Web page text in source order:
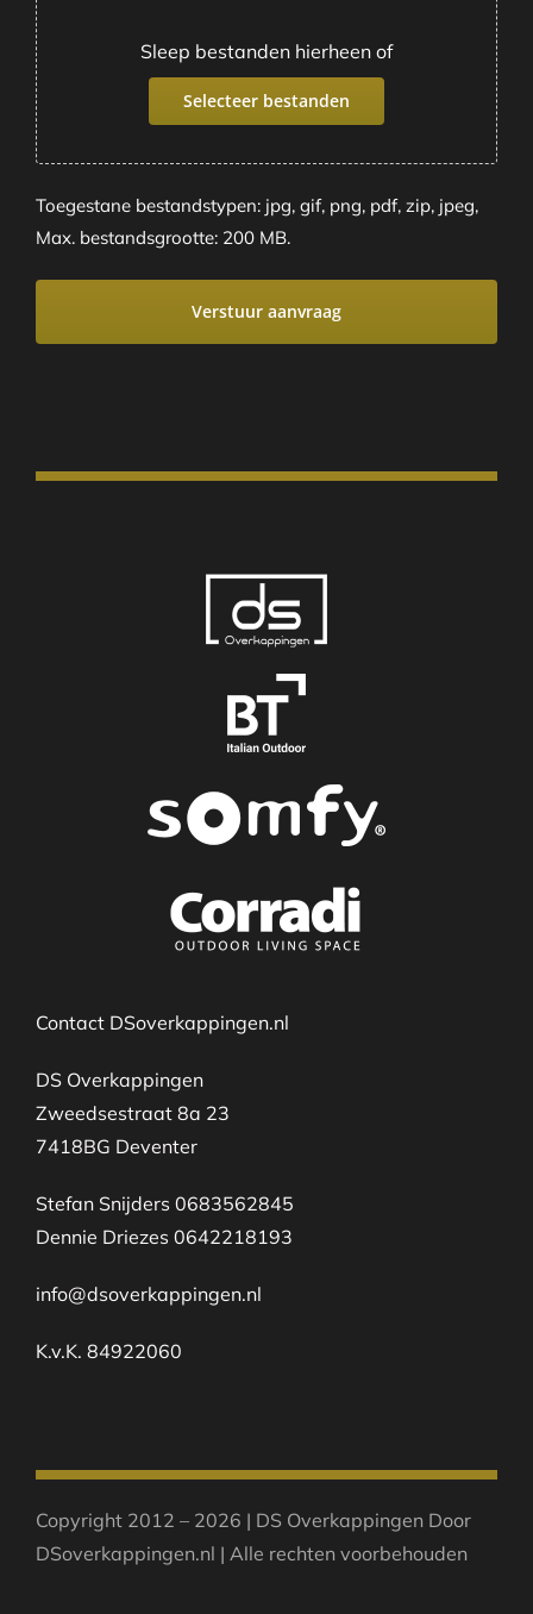
Sleep bestanden hierheen of
Selecteer bestanden
Toegestane bestandstypen: jpg, gif, png, pdf, zip, jpeg,
Max. bestandsgrootte: 200 MB.
Contact DSoverkappingen.nl
DS Overkappingen
Zweedsestraat 8a 23
7418BG Deventer
Stefan Snijders 0683562845
Dennie Driezes 0642218193
info@dsoverkappingen.nl
K.v.K. 84922060
Copyright 2012 – 2026 | DS Overkappingen Door
DSoverkappingen.nl | Alle rechten voorbehouden